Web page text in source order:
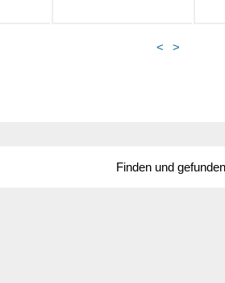
< >
Finden und